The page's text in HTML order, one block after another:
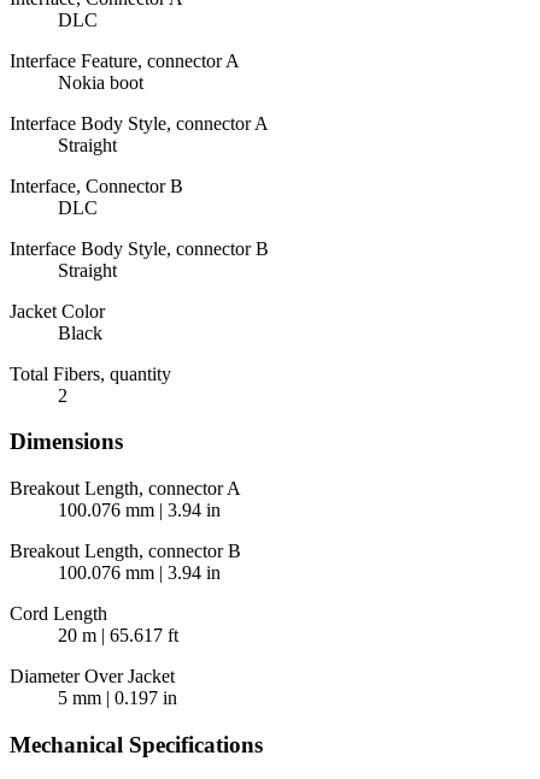
DLC
Interface Feature, connector A
Nokia boot
Interface Body Style, connector A
Straight
Interface, Connector B
DLC
Interface Body Style, connector B
Straight
Jacket Color
Black
Total Fibers, quantity
2
Dimensions
Breakout Length, connector A
100.076 mm | 3.94 in
Breakout Length, connector B
100.076 mm | 3.94 in
Cord Length
20 m | 65.617 ft
Diameter Over Jacket
5 mm | 0.197 in
Mechanical Specifications